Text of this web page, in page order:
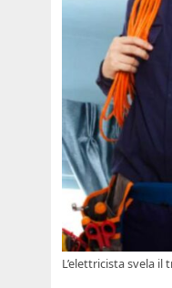
L’elettricista svela